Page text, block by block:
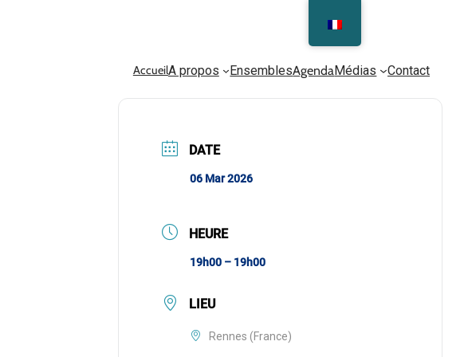
AccueilA propos EnsemblesAgendaMédias Contact
DATE
06 Mar 2026
HEURE
19h00 – 19h00
LIEU
Rennes (France)